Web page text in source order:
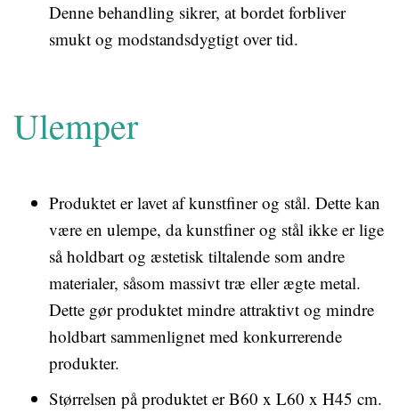
Denne behandling sikrer, at bordet forbliver
smukt og modstandsdygtigt over tid.
Ulemper
Produktet er lavet af kunstfiner og stål. Dette kan
være en ulempe, da kunstfiner og stål ikke er lige
så holdbart og æstetisk tiltalende som andre
materialer, såsom massivt træ eller ægte metal.
Dette gør produktet mindre attraktivt og mindre
holdbart sammenlignet med konkurrerende
produkter.
Størrelsen på produktet er B60 x L60 x H45 cm.